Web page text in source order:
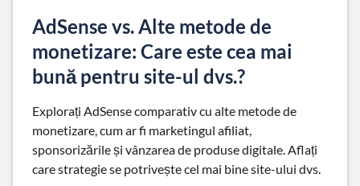
AdSense vs. Alte metode de
monetizare: Care este cea mai
bună pentru site-ul dvs.?
Explorați AdSense comparativ cu alte metode de
monetizare, cum ar fi marketingul afiliat,
sponsorizările și vânzarea de produse digitale. Aflați
care strategie se potrivește cel mai bine site-ului dvs.